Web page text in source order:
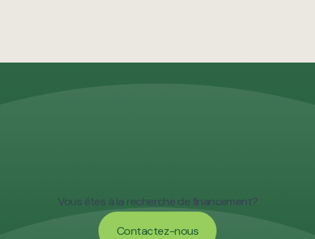
Vous êtes à la recherche de financement?
Contactez-nous